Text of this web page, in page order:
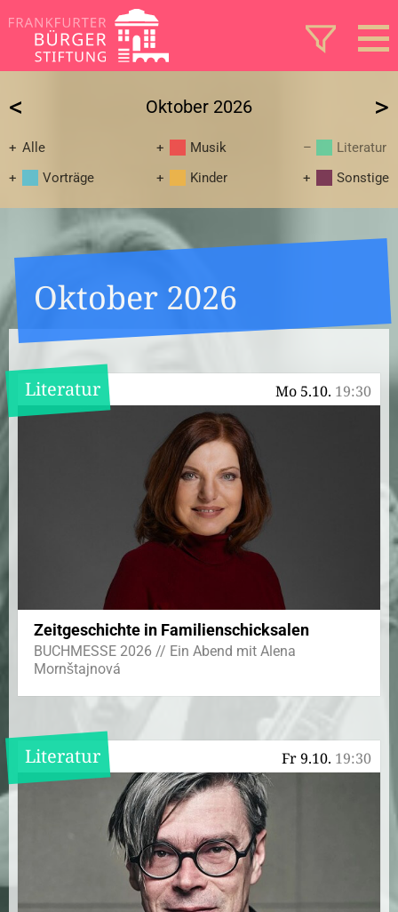
Oktober 2026
< >
Alle Musik
Literatur
Vorträge
Kinder Sonstige
Oktober 2026
Mo 5.10. 19:30
Literatur
Zeitgeschichte in Familienschicksalen
BUCHMESSE 2026 // Ein Abend mit Alena
Mornštajnová
Fr 9.10. 19:30
Literatur